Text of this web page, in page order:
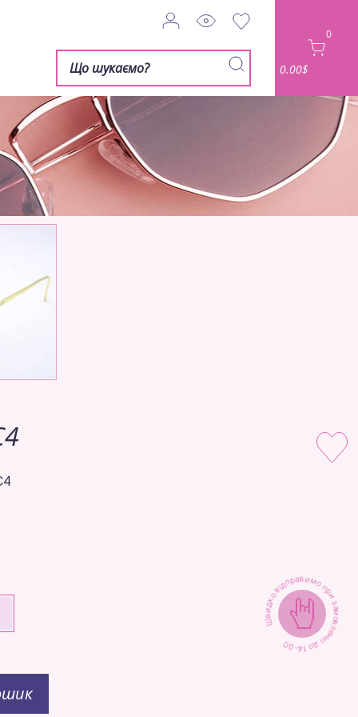
0
0.00$
Швидко відправимо при замовленні до 14-00